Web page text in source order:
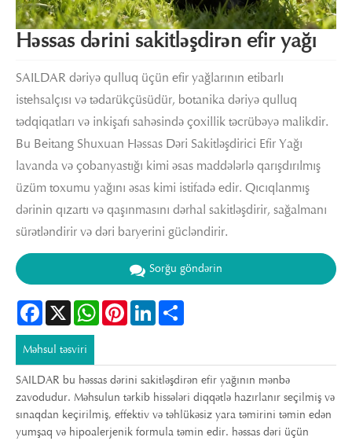
Həssas dərini sakitləşdirən efir yağı
SAILDAR dəriyə qulluq üçün efir yağlarının etibarlı
istehsalçısı və tədarükçüsüdür, botanika dəriyə qulluq
tədqiqatları və inkişafı sahəsində çoxillik təcrübəyə malikdir.
Bu Beitang Shuxuan Həssas Dəri Sakitləşdirici Efir Yağı
lavanda və çobanyastığı kimi əsas maddələrlə qarışdırılmış
üzüm toxumu yağını əsas kimi istifadə edir. Qıcıqlanmış
dərinin qızartı və qaşınmasını dərhal sakitləşdirir, sağalmanı
sürətləndirir və dəri baryerini gücləndirir.
Sorğu göndərin
Facebook
X WhatsAppPinterestLinkedIn
Məhsul təsviri
SAILDAR bu həssas dərini sakitləşdirən efir yağının mənbə
zavodudur. Məhsulun tərkib hissələri diqqətlə hazırlanır seçilmiş və
sınaqdan keçirilmiş, effektiv və təhlükəsiz yara təmirini təmin edən
yumşaq və hipoalerjenik formula təmin edir. həssas dəri üçün